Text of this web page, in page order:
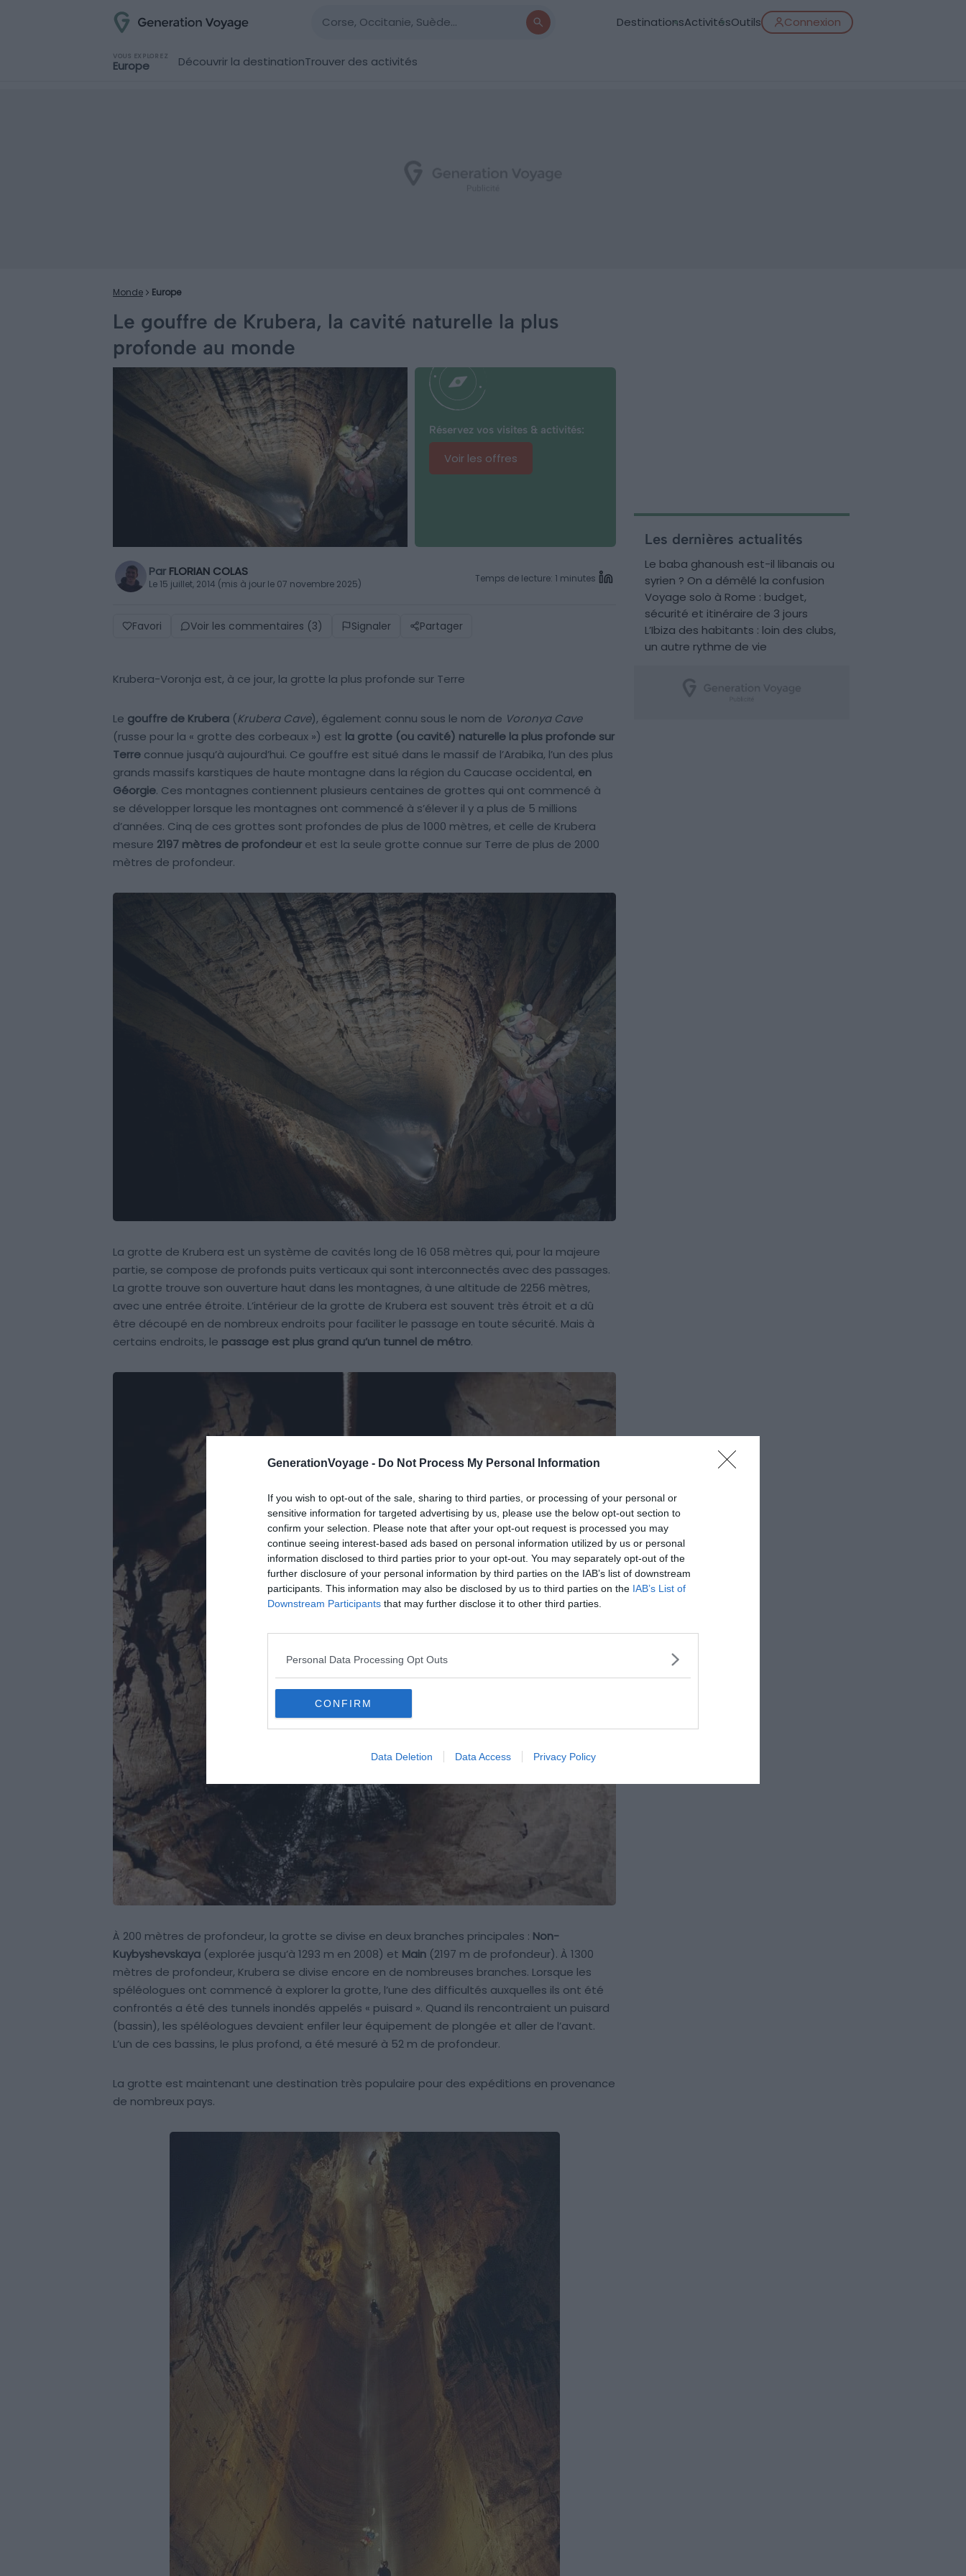
GenerationVoyage - Do Not Process My Personal Information
If you wish to opt-out of the sale, sharing to third parties, or processing of your personal or
sensitive information for targeted advertising by us, please use the below opt-out section to
confirm your selection. Please note that after your opt-out request is processed you may
continue seeing interest-based ads based on personal information utilized by us or personal
information disclosed to third parties prior to your opt-out. You may separately opt-out of the
further disclosure of your personal information by third parties on the IAB’s list of downstream
participants. This information may also be disclosed by us to third parties on the IAB’s List of
Downstream Participants that may further disclose it to other third parties.
Personal Data Processing Opt Outs
CONFIRM
Data Deletion Data Access Privacy Policy
DestinationsActivitésOutils Connexion
VOUS EXPLOREZ
Europe Découvrir la destinationTrouver des activités
Monde Europe
Le gouffre de Krubera, la cavité naturelle la plus
profonde au monde
Réservez vos visites & activités:
Voir les offres
Par FLORIAN COLAS
Le 15 juillet, 2014 (mis à jour le 07 novembre 2025) Temps de lecture: 1 minutes
Favori Voir les commentaires (3) Signaler Partager
Krubera-Voronja est, à ce jour, la grotte la plus profonde sur Terre
Le gouffre de Krubera (Krubera Cave), également connu sous le nom de Voronya Cave
(russe pour la « grotte des corbeaux ») est la grotte (ou cavité) naturelle la plus profonde sur
Terre connue jusqu’à aujourd’hui. Ce gouffre est situé dans le massif de l’Arabika, l’un des plus
grands massifs karstiques de haute montagne dans la région du Caucase occidental, en
Géorgie. Ces montagnes contiennent plusieurs centaines de grottes qui ont commencé à
se développer lorsque les montagnes ont commencé à s’élever il y a plus de 5 millions
d’années. Cinq de ces grottes sont profondes de plus de 1000 mètres, et celle de Krubera
mesure 2197 mètres de profondeur et est la seule grotte connue sur Terre de plus de 2000
mètres de profondeur.
La grotte de Krubera est un système de cavités long de 16 058 mètres qui, pour la majeure
partie, se compose de profonds puits verticaux qui sont interconnectés avec des passages.
La grotte trouve son ouverture haut dans les montagnes, à une altitude de 2256 mètres,
avec une entrée étroite. L’intérieur de la grotte de Krubera est souvent très étroit et a dû
être découpé en de nombreux endroits pour faciliter le passage en toute sécurité. Mais à
certains endroits, le passage est plus grand qu’un tunnel de métro.
À 200 mètres de profondeur, la grotte se divise en deux branches principales : Non-
Kuybyshevskaya (explorée jusqu’à 1293 m en 2008) et Main (2197 m de profondeur). À 1300
mètres de profondeur, Krubera se divise encore en de nombreuses branches. Lorsque les
spéléologues ont commencé à explorer la grotte, l’une des difficultés auxquelles ils ont été
confrontés a été des tunnels inondés appelés « puisard ». Quand ils rencontraient un puisard
(bassin), les spéléologues devaient enfiler leur équipement de plongée et aller de l’avant.
L’un de ces bassins, le plus profond, a été mesuré à 52 m de profondeur.
La grotte est maintenant une destination très populaire pour des expéditions en provenance
de nombreux pays.
Les dernières actualités
Le baba ghanoush est-il libanais ou
syrien ? On a démêlé la confusion
Voyage solo à Rome : budget,
sécurité et itinéraire de 3 jours
L’Ibiza des habitants : loin des clubs,
un autre rythme de vie